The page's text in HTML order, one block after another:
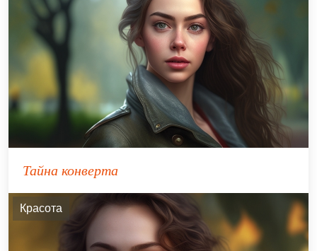
Тайна конверта
Красота